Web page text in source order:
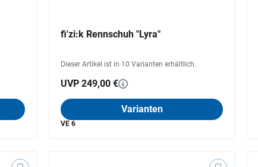
fi'zi:k Rennschuh "Lyra"
Dieser Artikel ist in 10 Varianten erhältlich.
UVP 249,00 €
Varianten
VE 6